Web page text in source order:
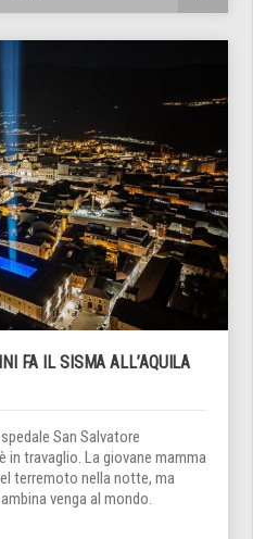
FA IL SISMA ALL’AQUILA
San Salvatore
in travaglio. La giovane mamma
terremoto nella notte, ma
venga al mondo.